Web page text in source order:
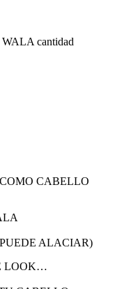
cantidad
CABELLO
ALACIAR)
LOOK…